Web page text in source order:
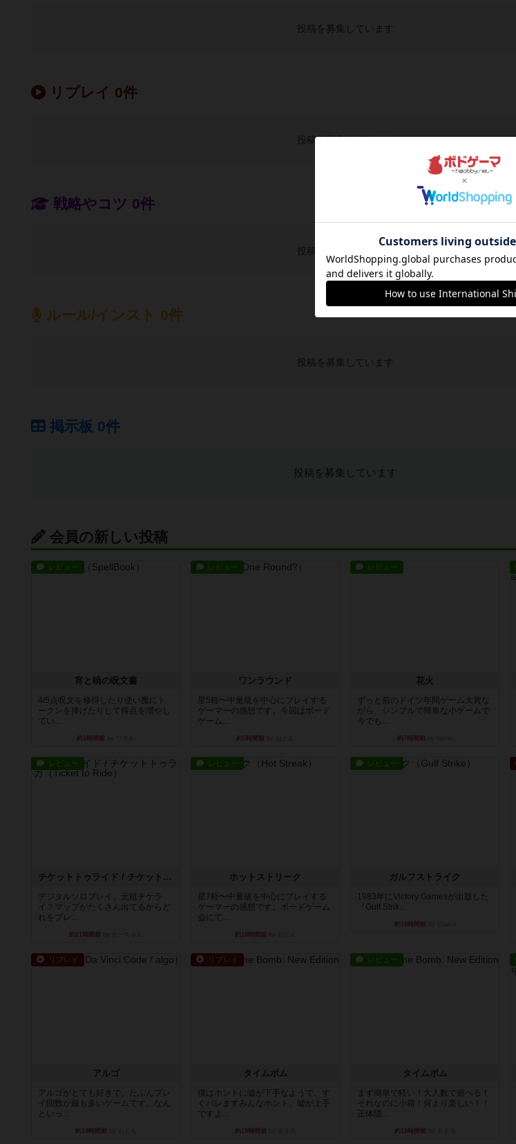
投稿を募集しています
リプレイ 0件
投稿を募集しています
戦略やコツ 0件
投稿を募集しています
ルール/インスト 0件
投稿を募集しています
掲示板 0件
投稿を募集しています
会員の新しい投稿
レビュー
宵と暁の呪文書
4/5点呪文を修得したり使い魔にト
ークンを捧げたりして得点を増やし
てい...
約1時間前
レビュー
ワンラウンド
星5軽〜中量級を中心にプレイする
ゲーマーの感想です。今回はボード
ゲーム...
約5時間前
レビュー
花火
ずっと前のドイツ年間ゲーム大賞な
がら、シンプルで簡単な小ゲームで
今でも...
約7時間前
レビュー
チケットトゥライド / チケットトゥライドアメリカ
デジタルソロプレイ。元祖チケラ
イ？マップがたくさん出てるからど
れをプレ...
約11時間前
レビュー
ホットストリーク
星7軽〜中量級を中心にプレイする
ゲーマーの感想です。ボードゲーム
会にて...
約18時間前
レビュー
ガルフストライク
1983年にVictory Gamesが出版した
『Gulf Strik...
約18時間前
リプレイ
アルゴ
アルゴがとても好きで、たぶんプレ
イ回数が最も多いゲームです。なん
といっ...
約19時間前
リプレイ
タイムボム
僕はホントに嘘が下手なようで、す
ぐバレますみんなホント、嘘が上手
ですよ...
約19時間前
レビュー
タイムボム
まず簡単で軽い！大人数で遊べる！
それなのに小箱！何より楽しい！！
正体隠...
約19時間前